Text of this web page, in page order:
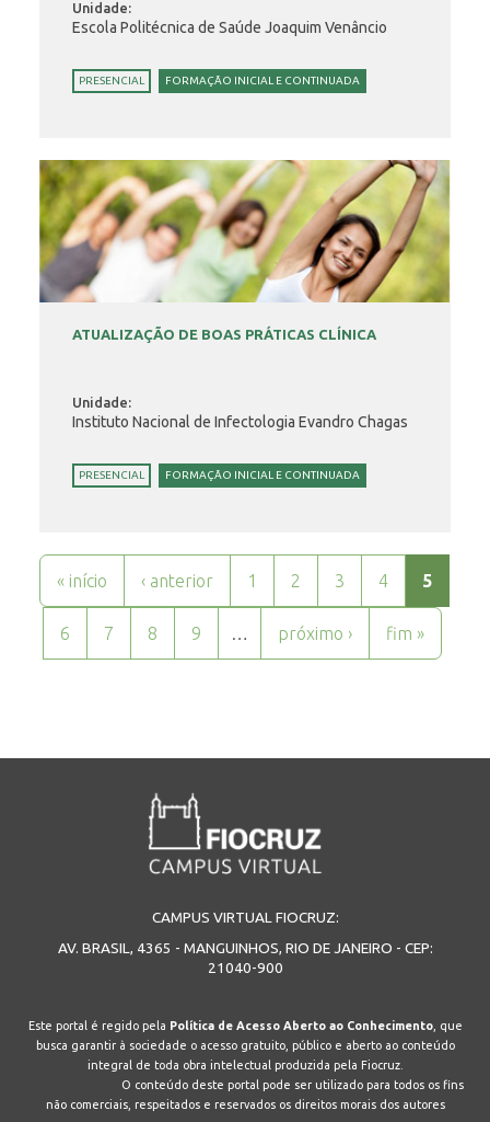
Unidade:
Escola Politécnica de Saúde Joaquim Venâncio
PRESENCIAL FORMAÇÃO INICIAL E CONTINUADA
ATUALIZAÇÃO DE BOAS PRÁTICAS CLÍNICA
Unidade:
Instituto Nacional de Infectologia Evandro Chagas
PRESENCIAL FORMAÇÃO INICIAL E CONTINUADA
Páginas
« início ‹ anterior 1 2 3 4 5
6 7 8 9 … próximo › fim »
CAMPUS VIRTUAL FIOCRUZ:
AV. BRASIL, 4365 - MANGUINHOS, RIO DE JANEIRO - CEP:
21040-900
Este portal é regido pela Política de Acesso Aberto ao Conhecimento, que
busca garantir à sociedade o acesso gratuito, público e aberto ao conteúdo
integral de toda obra intelectual produzida pela Fiocruz.
O conteúdo deste portal pode ser utilizado para todos os fins
não comerciais, respeitados e reservados os direitos morais dos autores